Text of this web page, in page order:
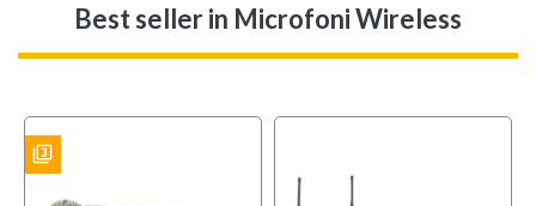
Best sellerin Microfoni Wireless
filter_3